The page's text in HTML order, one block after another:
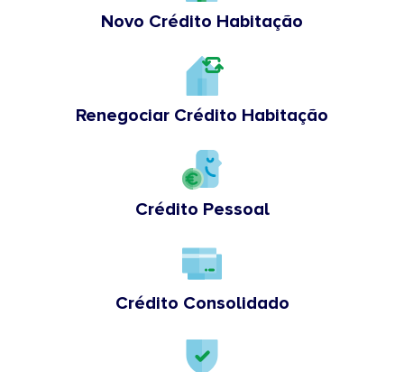
Novo Crédito Habitação
Renegociar Crédito Habitação
Crédito Pessoal
Crédito Consolidado